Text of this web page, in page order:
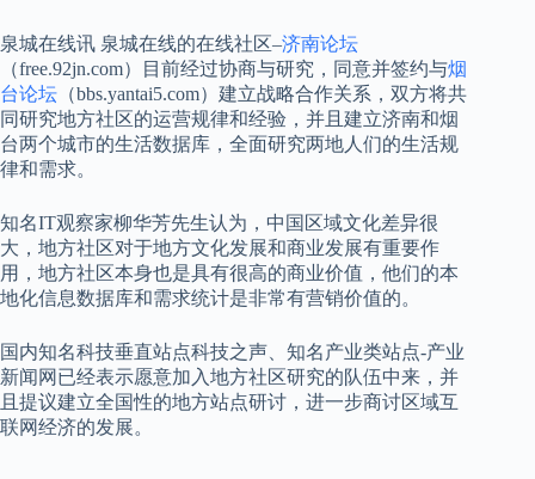
泉城在线讯 泉城在线的在线社区–济南论坛
（free.92jn.com）目前经过协商与研究，同意并签约与烟
台论坛 （bbs.yantai5.com）建立战略合作关系，双方将共
同研究地方社区的运营规律和经验，并且建立济南和烟
台两个城市的生活数据库，全面研究两地人们的生活规
律和需求。
知名IT观察家柳华芳先生认为，中国区域文化差异很
大，地方社区对于地方文化发展和商业发展有重要作
用，地方社区本身也是具有很高的商业价值，他们的本
地化信息数据库和需求统计是非常有营销价值的。
国内知名科技垂直站点科技之声、知名产业类站点-产业
新闻网已经表示愿意加入地方社区研究的队伍中来，并
且提议建立全国性的地方站点研讨，进一步商讨区域互
联网经济的发展。